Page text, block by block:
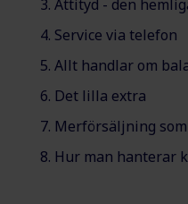
Attityd - den
Service via telefon
Allt handlar om
Det lilla extra
Merförsäljning
Hur man hanterar